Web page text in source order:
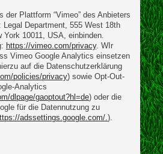
der Plattform “Vimeo” des Anbieters
Department, 555 West 18th
York 10011, USA, einbinden.
https://vimeo.com/privacy. WIr
Vimeo Google Analytics einsetzen
auf die Datenschutzerklärung
policies/privacy) sowie Opt-Out-
Analytics
dlpage/gaoptout?hl=de) oder die
für die Datennutzung zu
adssettings.google.com/.).